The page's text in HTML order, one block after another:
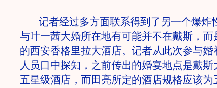
记者经过多方面联系得到了另一个爆炸
与叶一茜大婚所在地有可能并不在戴斯，而
的西安香格里拉大酒店。记者从此次参与婚
人员口中探知，之前传出的婚宴地点是戴斯
五星级酒店，而田亮所定的酒店规格应该